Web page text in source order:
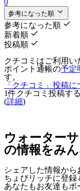
参考になった順
参考になった順
新着順
投稿順
クチコミはご利用い
ポイント通帳の予定
す。
「クチコミ」投稿
1件クチコミ投稿す
(詳細)
ウォーター
の情報をみ
シェアした情報から
ちょびリッチに登録
あなたもお友達もボ